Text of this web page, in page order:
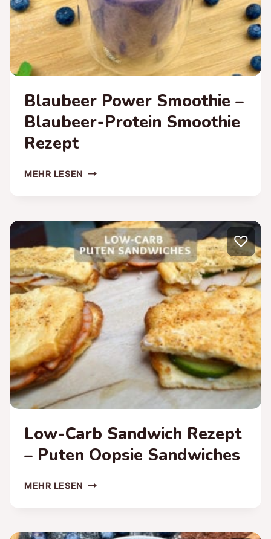
Blaubeer Power Smoothie –
Blaubeer-Protein Smoothie
Rezept
MEHR LESEN BLAUBEER
BLAUBEER-
PROTEIN
SMOOTHIE
REZEPT
♡
Low-Carb Sandwich Rezept
– Puten Oopsie Sandwiches
MEHR LESEN LOW-